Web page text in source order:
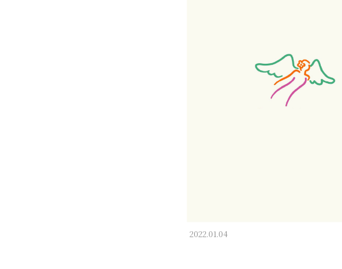
2022.01.04